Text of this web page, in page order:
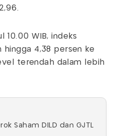
10.00 WIB, indeks
4,38 persen ke
terendah dalam lebih
Saham DILD dan GJTL